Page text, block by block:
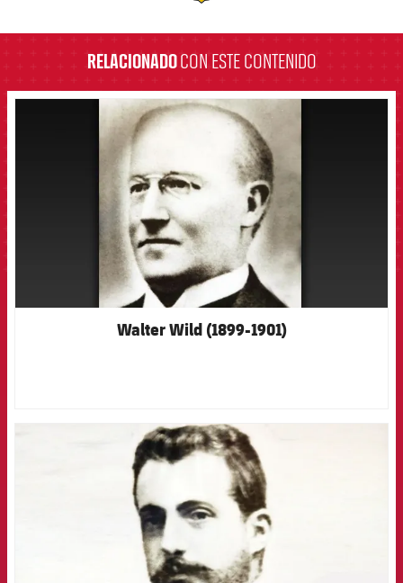
eFootball
RELACIONADOCON ESTE CONTENIDO
FCB Barcelona badge
Walter Wild (1899-1901)
FCB Barcelona badge